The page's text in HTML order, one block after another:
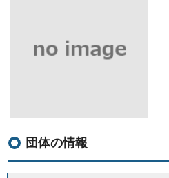
団体の情報